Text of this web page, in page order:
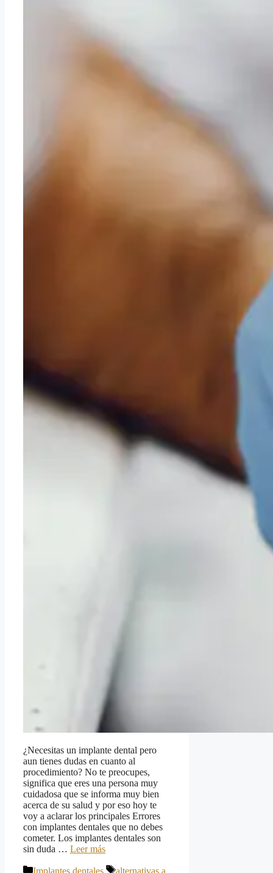
¿Necesitas un implante dental pero
aun tienes dudas en cuanto al
procedimiento? No te preocupes,
significa que eres una persona muy
cuidadosa que se informa muy bien
acerca de su salud y por eso hoy te
voy a aclarar los principales Errores
con implantes dentales que no debes
cometer. Los implantes dentales son
sin duda … Leer más
Categorías
Implantes dentales Etiquetas
alternativas a